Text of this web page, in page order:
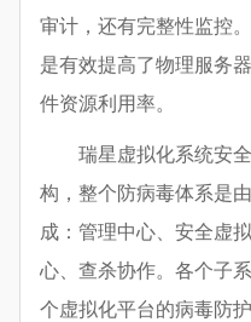
审计，还有完整性监控
是有效提高了物理服务
件资源利用率。
瑞星虚拟化系统安
构，整个防病毒体系是
成：管理中心、安全虚
心、查杀协作。各个子
个虚拟化平台的病毒防